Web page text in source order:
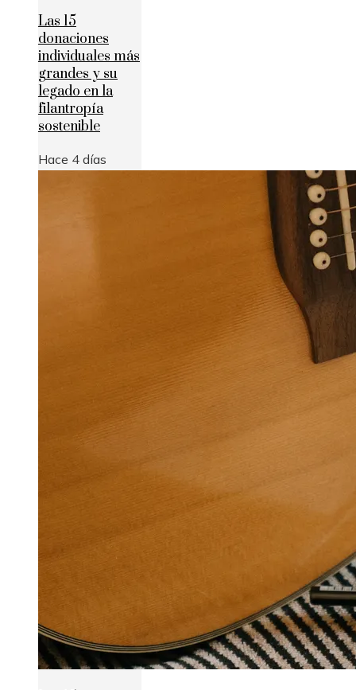
Las 15
donaciones
individuales más
grandes y su
legado en la
filantropía
sostenible
Hace 4 días